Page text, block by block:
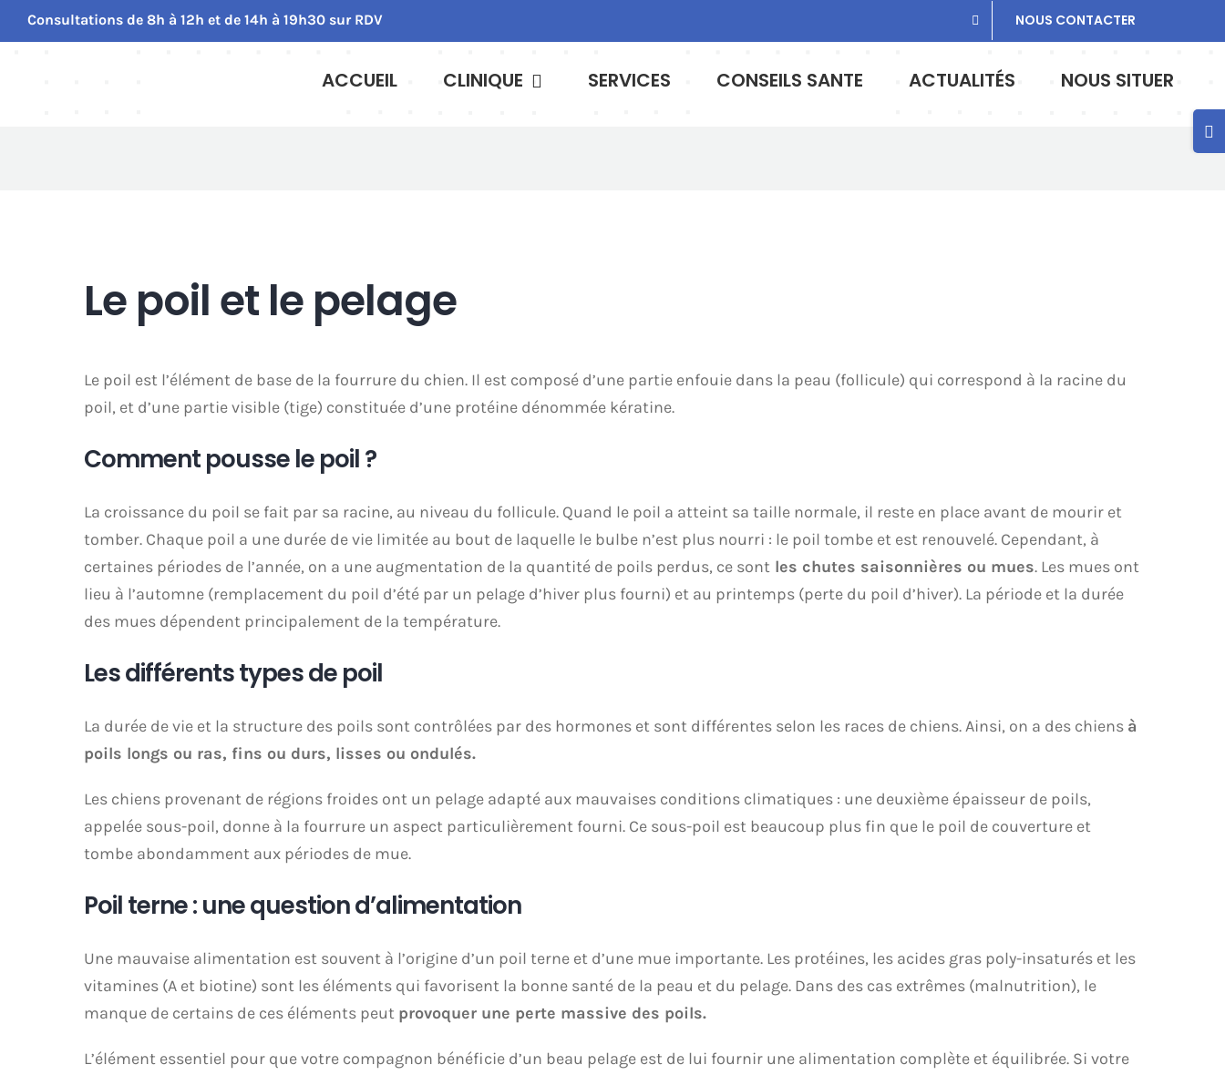
Passer
au
Consultations de 8h à 12h et de 14h à 19h30 sur RDV NOUS CONTACTER
ACCUEIL CLINIQUE SERVICES CONSEILS SANTE ACTUALITÉS NOUS SITUER
Le poil et le pelage
Le poil est l’élément de base de la fourrure du chien. Il est composé d’une partie enfouie dans la peau (follicule) qui correspond à la racine du
poil, et d’une partie visible (tige) constituée d’une protéine dénommée kératine.
Comment pousse le poil ?
La croissance du poil se fait par sa racine, au niveau du follicule. Quand le poil a atteint sa taille normale, il reste en place avant de mourir et
tomber. Chaque poil a une durée de vie limitée au bout de laquelle le bulbe n’est plus nourri : le poil tombe et est renouvelé. Cependant, à
certaines périodes de l’année, on a une augmentation de la quantité de poils perdus, ce sont les chutes saisonnières ou mues. Les mues ont
lieu à l’automne (remplacement du poil d’été par un pelage d’hiver plus fourni) et au printemps (perte du poil d’hiver). La période et la durée
des mues dépendent principalement de la température.
Les différents types de poil
La durée de vie et la structure des poils sont contrôlées par des hormones et sont différentes selon les races de chiens. Ainsi, on a des chiens à
poils longs ou ras, fins ou durs, lisses ou ondulés.
Les chiens provenant de régions froides ont un pelage adapté aux mauvaises conditions climatiques : une deuxième épaisseur de poils,
appelée sous-poil, donne à la fourrure un aspect particulièrement fourni. Ce sous-poil est beaucoup plus fin que le poil de couverture et
tombe abondamment aux périodes de mue.
Poil terne : une question d’alimentation
Une mauvaise alimentation est souvent à l’origine d’un poil terne et d’une mue importante. Les protéines, les acides gras poly-insaturés et les
vitamines (A et biotine) sont les éléments qui favorisent la bonne santé de la peau et du pelage. Dans des cas extrêmes (malnutrition), le
manque de certains de ces éléments peut provoquer une perte massive des poils.
L’élément essentiel pour que votre compagnon bénéficie d’un beau pelage est de lui fournir une alimentation complète et équilibrée. Si votre
de